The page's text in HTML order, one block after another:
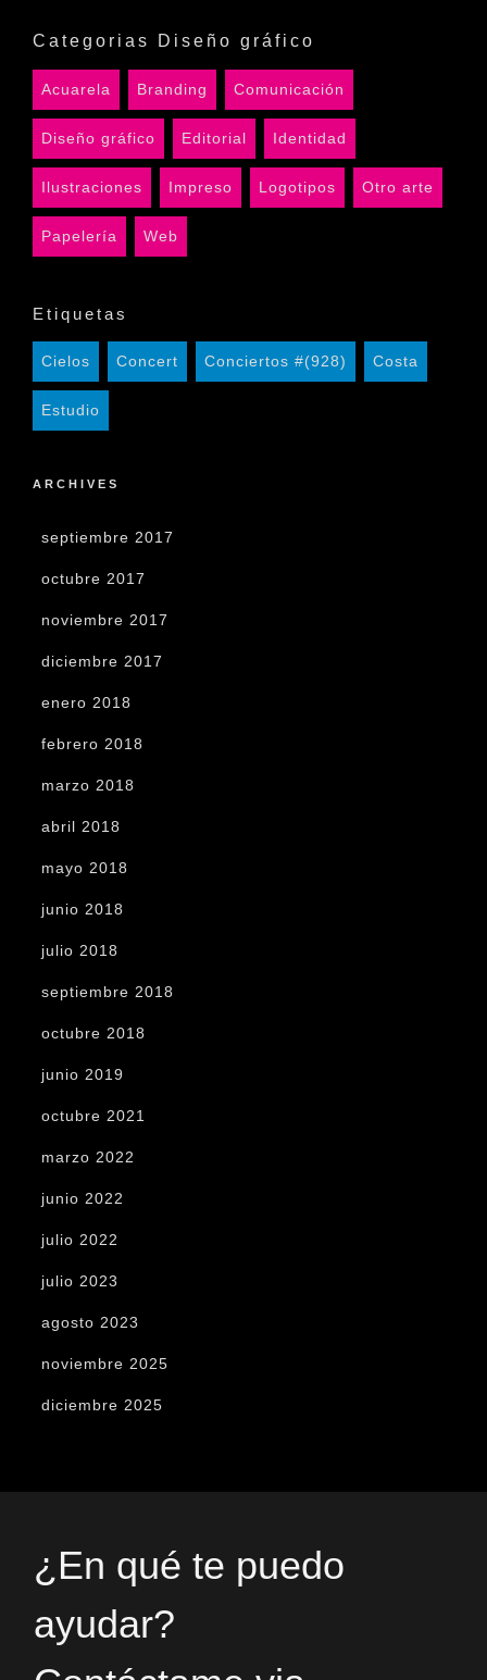
Categorias Diseño gráfico
Acuarela Branding Comunicación
Diseño gráfico Editorial Identidad
Ilustraciones Impreso Logotipos Otro arte
Papelería Web
Etiquetas
Cielos Concert Conciertos #(928) Costa
Estudio
ARCHIVES
septiembre 2017
octubre 2017
noviembre 2017
diciembre 2017
enero 2018
febrero 2018
marzo 2018
abril 2018
mayo 2018
junio 2018
julio 2018
septiembre 2018
octubre 2018
junio 2019
octubre 2021
marzo 2022
junio 2022
julio 2022
julio 2023
agosto 2023
noviembre 2025
diciembre 2025
¿En qué te puedo
ayudar?